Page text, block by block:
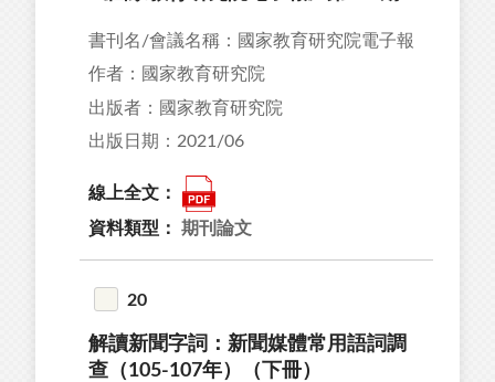
書刊名/會議名稱：國家教育研究院電子報
作者：國家教育研究院
出版者：國家教育研究院
出版日期：2021/06
線上全文：
資料類型： 期刊論文
20
解讀新聞字詞：新聞媒體常用語詞調
查（105-107年）（下冊）